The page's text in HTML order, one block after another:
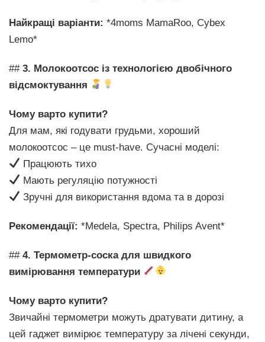
Найкращі варіанти: *4moms MamaRoo, Cybex
Lemo*
## 3. Молокоотсос із технологією двобічного
відсмоктування
Чому варто купити?
Для мам, які годувати грудьми, хороший
молокоотсос – це must-have. Сучасні моделі:
Працюють тихо
Мають регуляцію потужності
Зручні для використання вдома та в дорозі
Рекомендації: *Medela, Spectra, Philips Avent*
## 4. Термометр-соска для швидкого
вимірювання температури
Чому варто купити?
Звичайні термометри можуть дратувати дитину, а
цей гаджет вимірює температуру за лічені секунди,